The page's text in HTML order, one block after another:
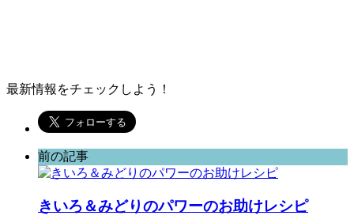
最新情報をチェックしよう！
前の記事
きいろ＆みどりのパワーのお助けレシピ